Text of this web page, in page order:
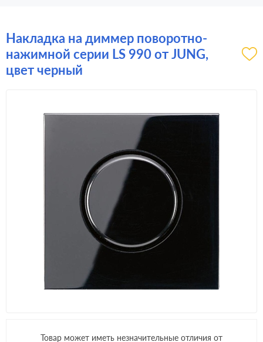
Накладка на диммер поворотно-
нажимной серии LS 990 от JUNG,
цвет черный
Товар может иметь незначительные отличия от